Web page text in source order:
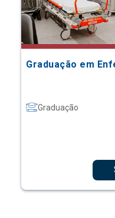
Graduação em
Graduação